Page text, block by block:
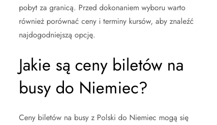
pobyt za granicą. Przed dokonaniem wyboru warto
również porównać ceny i terminy kursów, aby znaleźć
najdogodniejszą opcję.
Jakie są ceny biletów na
busy do Niemiec?
Ceny biletów na busy z Polski do Niemiec mogą się